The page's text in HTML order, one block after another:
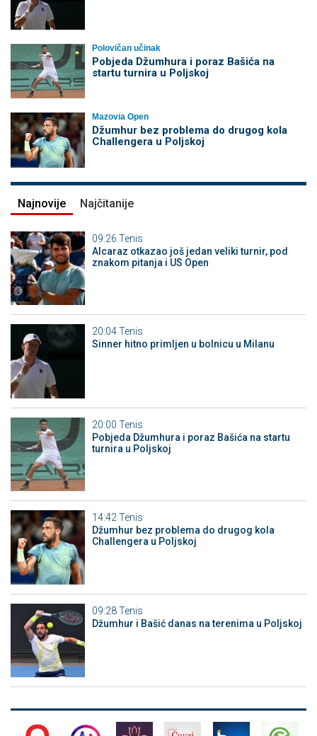
Polovičan učinak
Pobjeda Džumhura i poraz Bašića na
startu turnira u Poljskoj
Mazovia Open
Džumhur bez problema do drugog kola
Challengera u Poljskoj
Najnovije Najčitanije
09:26 Tenis
Alcaraz otkazao još jedan veliki turnir, pod
znakom pitanja i US Open
20:04Tenis
Sinner hitno primljen u bolnicu u Milanu
20:00 Tenis
Pobjeda Džumhura i poraz Bašića na startu
turnira u Poljskoj
14:42 Tenis
Džumhur bez problema do drugog kola
Challengera u Poljskoj
09:28Tenis
Džumhur i Bašić danas na terenima u Poljskoj